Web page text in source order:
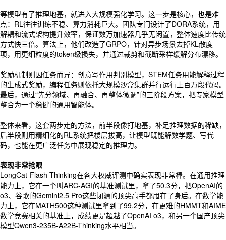
等模型有了推理地基，就进入大规模强化学习。这一步是核心，也是难
点：RL往往训练不稳、算力消耗巨大。团队专门设计了DORA系统，用
解耦和流式架构提升效率，保证数万加速器几乎无闲置，整体速度比传统
方式快三倍。算法上，他们改造了GRPO，针对异步场景去掉KL散度
项，用更细粒度的token级损失，并通过裁剪和截断采样缓解分布漂移。
奖励机制则因任务而异：创意写作用判别模型，STEM任务用能解释过程
的生成式奖励，编程任务则依托大规模沙盒集群并行运行上百万段代码。
最后，通过“先分领域、再融合、再整体微调”的三阶段方案，把专家模型
整合为一个稳健的通用智能体。
整体来看，这套两步走的方法，前半段像打地基，补足推理数据的稀缺，
后半段则用精细化的RL系统把楼层拔高，让模型既能解数学题、写代
码，也能在更广泛任务中展现稳定的推理力。
表现非常抢眼
LongCat-Flash-Thinking在各大权威评测中确实表现非常棒。在通用推理
能力上，它在一个叫ARC-AGI的基准测试里，拿了50.3分，把OpenAI的
o3、谷歌的Gemini2.5 Pro这些闭源的顶尖高手都甩在了身后。在数学能
力上，它在MATH500这种测试里拿到了99.2分，在更难的HMMT和AIME
数学竞赛相关的基准上，成绩更是超越了OpenAI o3，和另一个国产顶尖
模型Qwen3-235B-A22B-Thinking水平相当。